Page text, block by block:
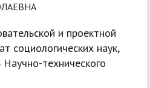
и проектной
социологических наук,
технического